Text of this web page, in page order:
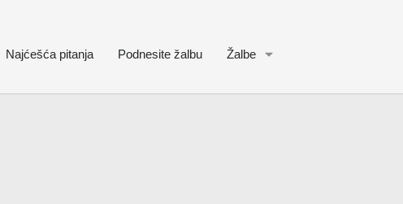
Najćešća pitanja Podnesite žalbu Žalbe